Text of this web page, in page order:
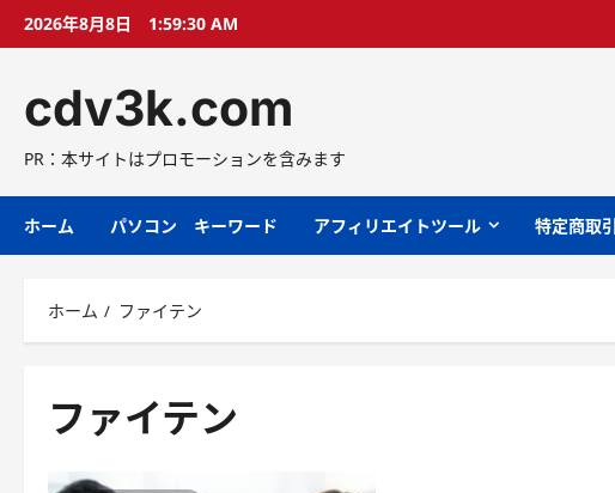
プ
2026年8月8日 1:59:31 AM
cdv3k.com
PR：本サイトはプロモーションを含みます
ホーム パソコン キーワード アフィリエイトツール 特定商取
ホーム ファイテン
ファイテン